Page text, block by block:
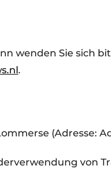
wenden Sie sich
.
(Adresse:
von